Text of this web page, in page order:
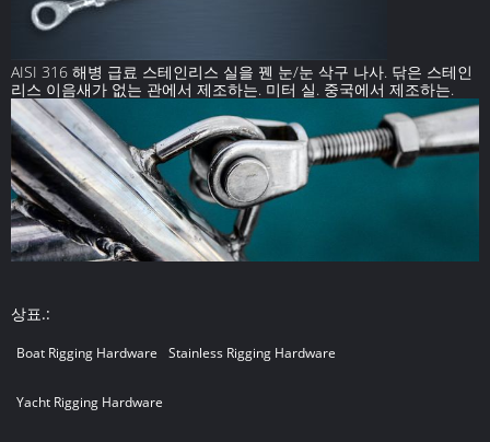
AISI 316 해병 급료 스테인리스 실을 꿴 눈/눈 삭구 나사. 닦은 스테인
리스 이음새가 없는 관에서 제조하는. 미터 실. 중국에서 제조하는.
상표.:
Boat Rigging Hardware Stainless Rigging Hardware
Yacht Rigging Hardware